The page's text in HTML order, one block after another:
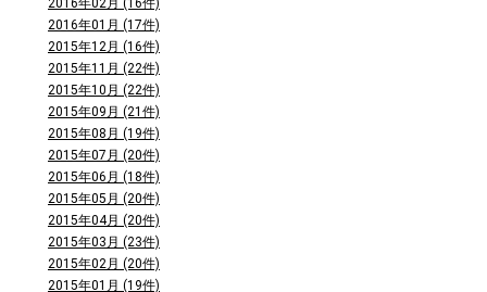
2016年02月 (16件)
2016年01月 (17件)
2015年12月 (16件)
2015年11月 (22件)
2015年10月 (22件)
2015年09月 (21件)
2015年08月 (19件)
2015年07月 (20件)
2015年06月 (18件)
2015年05月 (20件)
2015年04月 (20件)
2015年03月 (23件)
2015年02月 (20件)
2015年01月 (19件)